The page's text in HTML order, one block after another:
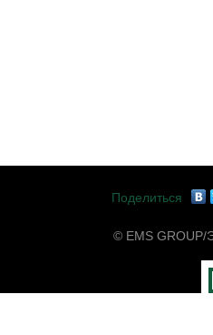
Поделиться
© EMS